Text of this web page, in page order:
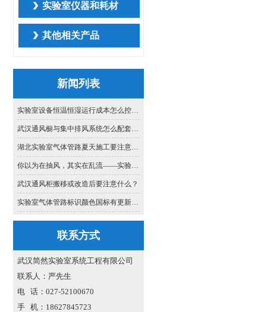
实验室仪器和耗材
其他相关产品
新闻列表
实验室设备恒温恒湿运行成本怎么控？合理设定与节能策略简介
武汉通风橱与集中排风系统怎么配套：管径选择与阻力平衡的思路
湖北实验室气体管路夏天施工要注意什么？本地工程师的实战提醒
你以为在抽风，其实在乱流——实验室通风的气流组织真相
武汉通风柜搬移或改造后要注意什么？
实验室气体管路标识颜色国标有更新吗？2026年执行哪些标准？
联系方式
武汉简然实验室系统工程有限公司
联系人：严先生
电 话：027-52100670
手 机：18627845723